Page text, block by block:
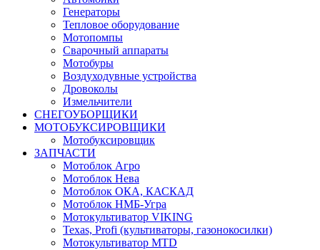
Генераторы
Тепловое оборудование
Мотопомпы
Сварочный аппараты
Мотобуры
Воздуходувные устройства
Дровоколы
Измельчители
СНЕГОУБОРЩИКИ
МОТОБУКСИРОВЩИКИ
Мотобуксировщик
ЗАПЧАСТИ
Мотоблок Агро
Мотоблок Нева
Мотоблок ОКА, КАСКАД
Мотоблок НМБ-Угра
Мотокультиватор VIKING
Texas, Profi (культиваторы, газонокосилки)
Мотокультиватор MTD